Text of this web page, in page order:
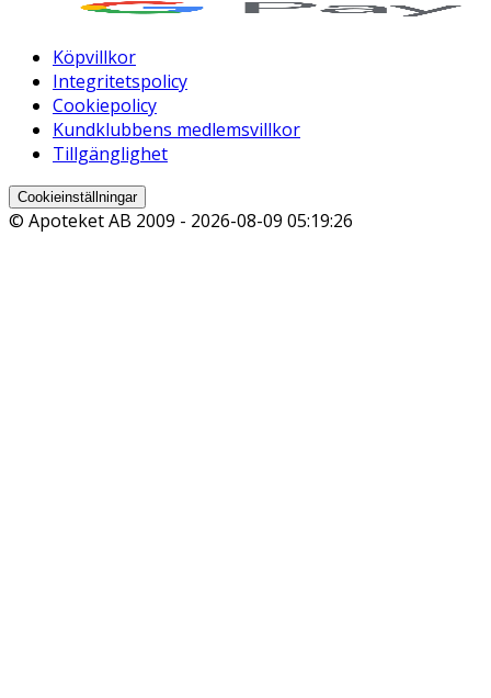
Köpvillkor
Integritetspolicy
Cookiepolicy
Kundklubbens medlemsvillkor
Tillgänglighet
Cookieinställningar
© Apoteket AB 2009 - 2026-08-09 05:19:26